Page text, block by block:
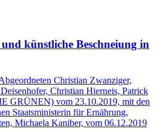
künstliche Beschneiung in
Christian Zwanziger,
Christian Hierneis, Patrick
GRÜNEN) vom 23.10.2019, mit den
Staatsministerin für Ernährung,
Michaela Kaniber, vom 06.12.2019